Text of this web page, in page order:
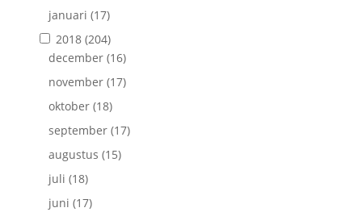
januari (17)
2018(204)
december(16)
november(17)
oktober(18)
september(17)
augustus (15)
juli (18)
juni (17)